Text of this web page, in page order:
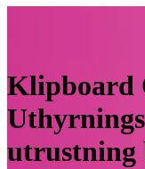
Klipboard
utrustning